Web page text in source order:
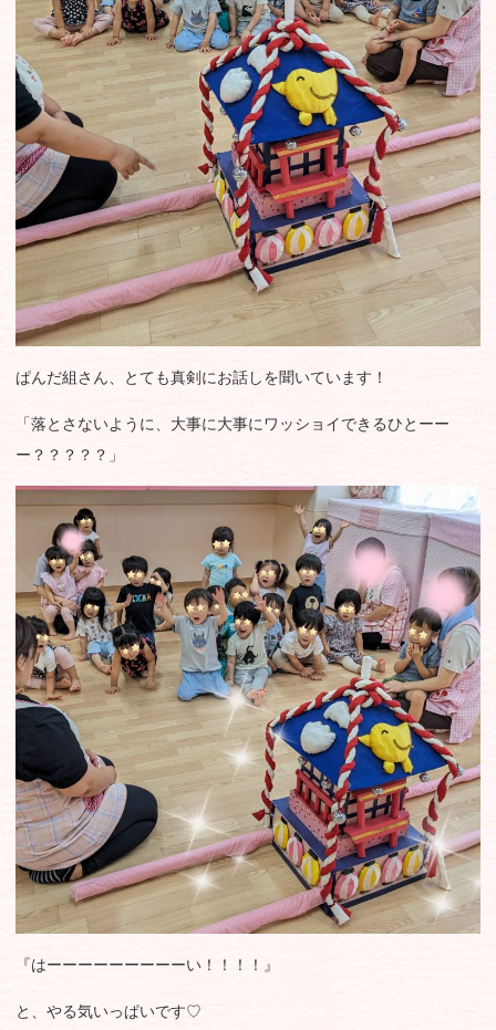
ぱんだ組さん、とても真剣にお話しを聞いています！
「落とさないように、大事に大事にワッショイできるひとーー
ー？？？？？」
『はーーーーーーーーーい！！！！』
と、やる気いっぱいです♡